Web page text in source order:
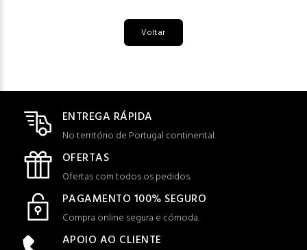
Voltar
ENTREGA RÁPIDA
No território de Portugal continental.
OFERTAS
Ofertas com todos os pedidos.
PAGAMENTO 100% SEGURO
Compra online segura e cómoda.
APOIO AO CLIENTE